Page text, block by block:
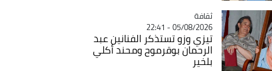
Catégorie
ثقافة
05/08/2026 - 22:41
تيزي وزو تستذكر الفنانين عبد
الرحمان بوقرموح ومحند أكلي
بلخير